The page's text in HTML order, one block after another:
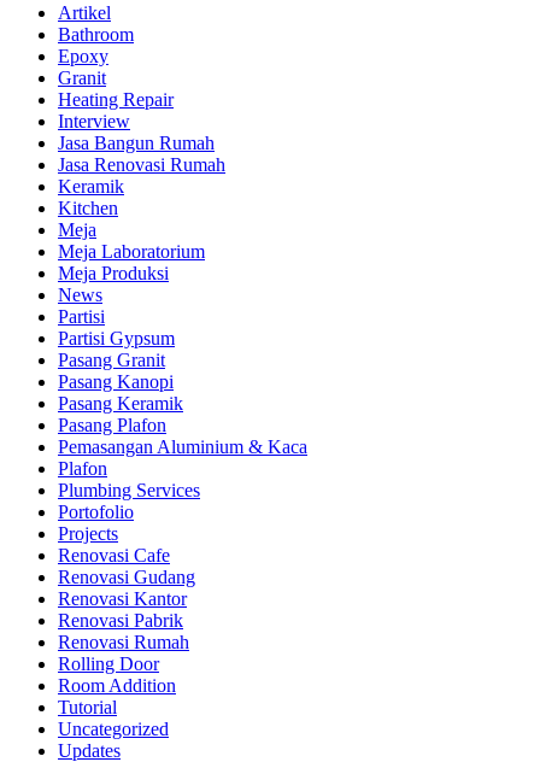
Artikel
Bathroom
Epoxy
Granit
Heating Repair
Interview
Jasa Bangun Rumah
Jasa Renovasi Rumah
Keramik
Kitchen
Meja
Meja Laboratorium
Meja Produksi
News
Partisi
Partisi Gypsum
Pasang Granit
Pasang Kanopi
Pasang Keramik
Pasang Plafon
Pemasangan Aluminium & Kaca
Plafon
Plumbing Services
Portofolio
Projects
Renovasi Cafe
Renovasi Gudang
Renovasi Kantor
Renovasi Pabrik
Renovasi Rumah
Rolling Door
Room Addition
Tutorial
Uncategorized
Updates